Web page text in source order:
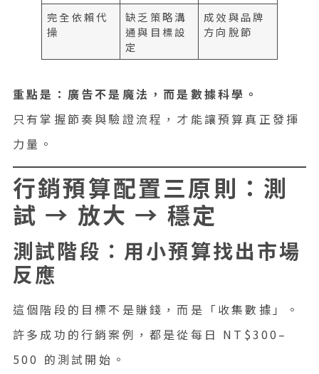
完全依賴代
操
缺乏策略溝
通與目標設
定
成效與品牌
方向脫節
重點是：廣告不是魔法，而是數據科學。
只有掌握節奏與驗證流程，才能讓預算真正發揮
力量。
行銷預算配置三原則：測
試 → 放大 → 穩定
測試階段：用小預算找出市場
反應
這個階段的目標不是賺錢，而是「收集數據」。
許多成功的行銷案例，都是從每日 NT$300–
500 的測試開始。